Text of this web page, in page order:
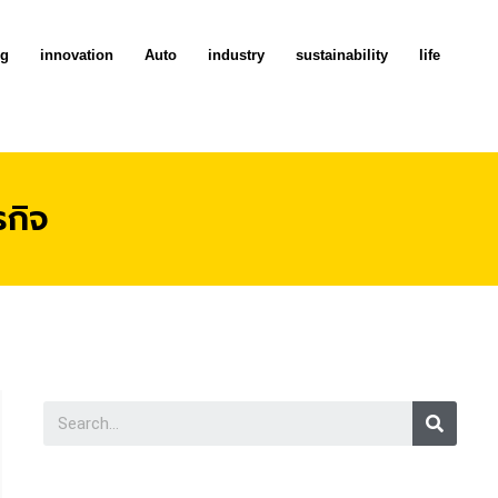
innovation Auto industry sustainability life
จ